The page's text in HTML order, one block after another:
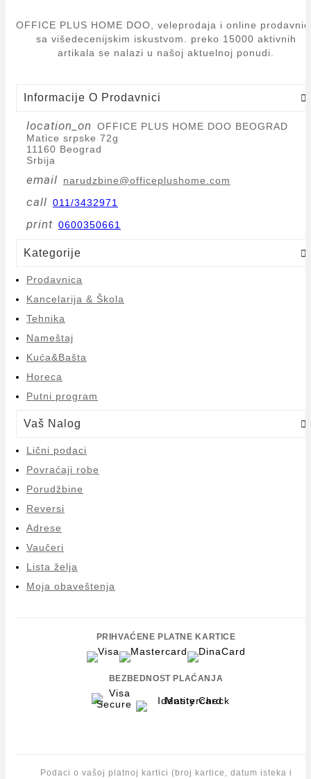
OFFICE PLUS HOME DOO, veleprodaja i online
sa višedecenijskim iskustvom. preko 15000 aktivnih
artikala se nalazi u našoj aktuelnoj ponudi.
Informacije O Prodavnici 
location_on
OFFICE PLUS HOME DOO BEOGRAD
Matice srpske 72g
11160 Beograd
Srbija
email narudzbine@officeplushome.com
call 011/3432971
print 0600350661
Kategorije 
Prodavnica
Kancelarija & Škola
Tehnika
Nameštaj
Kuća&Bašta
Horeca
Putni program
Vaš Nalog 
Lični podaci
Povraćaji robe
Porudžbine
Reversi
Adrese
Vaučeri
Lista želja
Moja obaveštenja
PRIHVAĆENE PLATNE KARTICE
BEZBEDNOST PLAĆANJA
Podaci o vašoj platnoj kartici (broj kartice, datum isteka i